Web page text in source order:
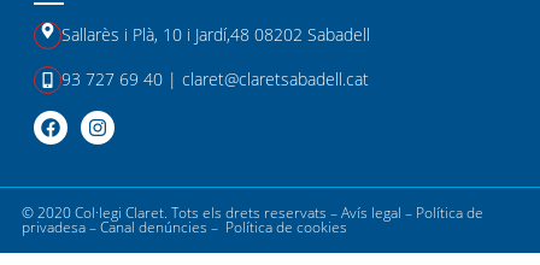
Sallarès i Plà, 10i Jardí,48 08202 Sabadell
93 727 69 40| claret@claretsabadell.cat
© 2020 Col·legi Claret. Tots els drets reservats –Avís legal – Política de
privadesa–Canal denúncies – Política de cookies